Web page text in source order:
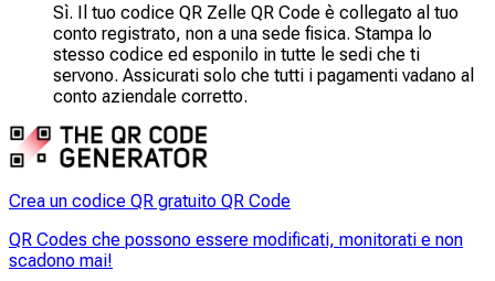
Sì. Il tuo codice QR Zelle QR Code è collegato al tuo
conto registrato, non a una sede fisica. Stampa lo
stesso codice ed esponilo in tutte le sedi che ti
servono. Assicurati solo che tutti i pagamenti vadano al
conto aziendale corretto.
Crea un codice QR gratuito QR Code
QR Codes che possono essere modificati, monitorati e non
scadono mai!